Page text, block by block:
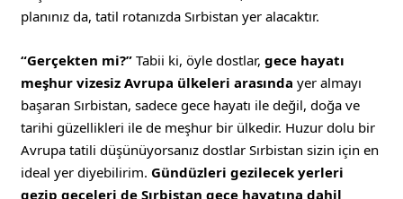
planınız da, tatil rotanızda Sırbistan yer alacaktır.
“Gerçekten mi?” Tabii ki, öyle dostlar,gece hayatı
meşhur vizesiz Avrupa ülkeleri arasında yer almayı
başaran Sırbistan, sadece gece hayatı ile değil, doğa ve
tarihi güzellikleri ile de meşhur bir ülkedir. Huzur dolu bir
Avrupa tatili düşünüyorsanız dostlar Sırbistan sizin için en
ideal yer diyebilirim. Gündüzleri gezilecek yerleri
gezip geceleri de Sırbistan gece hayatına dahil